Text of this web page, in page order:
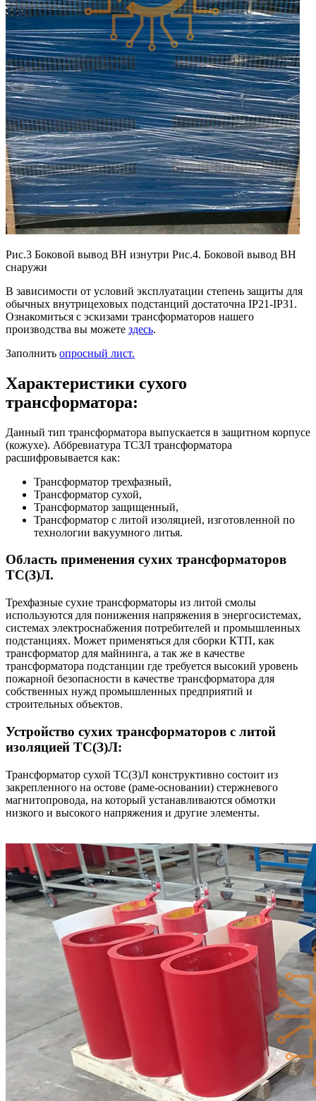
Рис.3 Боковой вывод ВН изнутри Рис.4. Боковой вывод ВН
снаружи
В зависимости от условий эксплуатации степень защиты для
обычных внутрицеховых подстанций достаточна IP21-IP31.
Ознакомиться с эскизами трансформаторов нашего
производства вы можете здесь.
Заполнить опросный лист.
Характеристики сухого
трансформатора:
Данный тип трансформатора выпускается в защитном корпусе
(кожухе). Аббревиатура ТСЗЛ трансформатора
расшифровывается как:
Трансформатор трехфазный,
Трансформатор сухой,
Трансформатор защищенный,
Трансформатор с литой изоляцией, изготовленной по
технологии вакуумного литья.
Область применения сухих трансформаторов
ТС(З)Л.
Трехфазные сухие трансформаторы из литой смолы
используются для понижения напряжения в энергосистемах,
системах электроснабжения потребителей и промышленных
подстанциях. Может применяться для сборки КТП, как
трансформатор для майнинга, а так же в качестве
трансформатора подстанции где требуется высокий уровень
пожарной безопасности в качестве трансформатора для
собственных нужд промышленных предприятий и
строительных объектов.
Устройство сухих трансформаторов с литой
изоляцией ТС(З)Л:
Трансформатор сухой ТС(З)Л конструктивно состоит из
закрепленного на остове (раме-основании) стержневого
магнитопровода, на который устанавливаются обмотки
низкого и высокого напряжения и другие элементы.